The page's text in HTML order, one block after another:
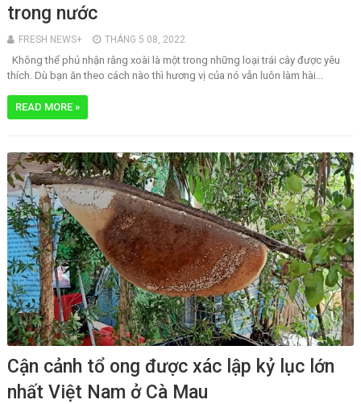
trong nước
FRESH NEWS+ THÁNG 5 08, 2022
Không thể phủ nhận rằng xoài là một trong những loại trái cây được yêu
thích. Dù bạn ăn theo cách nào thì hương vị của nó vẫn luôn làm hài...
READ MORE »
Cận cảnh tổ ong được xác lập kỷ lục lớn
nhất Việt Nam ở Cà Mau